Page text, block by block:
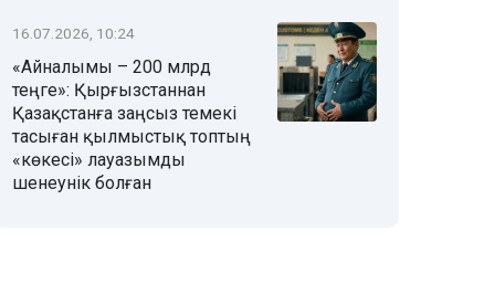
16.07.2026, 10:24
«Айналымы – 200 млрд
теңге»: Қырғызстаннан
Қазақстанға заңсыз темекі
тасыған қылмыстық топтың
«көкесі» лауазымды
шенеунік болған